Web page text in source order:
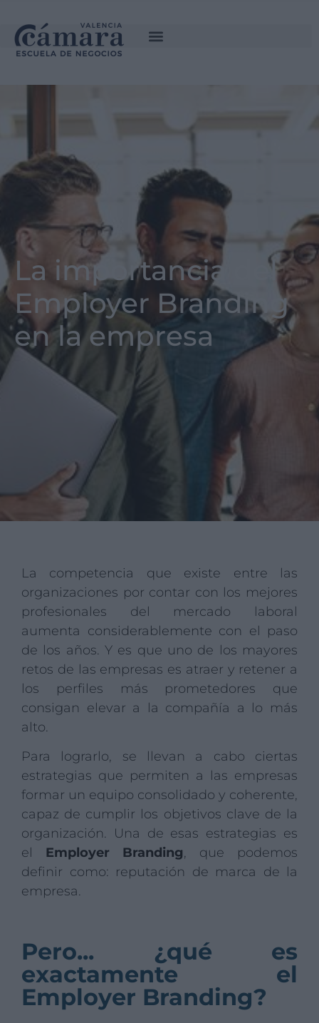
La importancia del
Employer Branding
en la empresa
La competencia que existe entre las
organizaciones por contar con los mejores
profesionales del mercado laboral
aumenta considerablemente con el paso
de los años. Y es que uno de los mayores
retos de las empresas es atraer y retener a
los perfiles más prometedores que
consigan elevar a la compañía a lo más
alto.
Para lograrlo, se llevan a cabo ciertas
estrategias que permiten a las empresas
formar un equipo consolidado y coherente,
capaz de cumplir los objetivos clave de la
organización. Una de esas estrategias es
el Employer Branding, que podemos
definir como: reputación de marca de la
empresa.
Pero... ¿qué es
exactamente el
Employer Branding?